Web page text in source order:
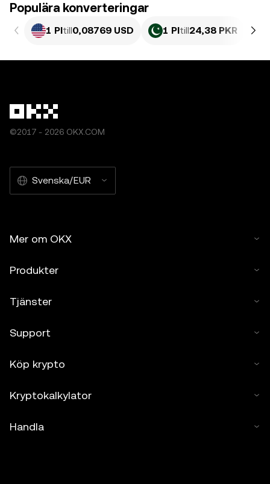
Populära konverteringar
1 PItill0,08769 USD 1 PItill24,38 PKR
©2017 - 2026 OKX.COM
Svenska/EUR
Mer om OKX
Produkter
Tjänster
Support
Köp krypto
Kryptokalkylator
Handla